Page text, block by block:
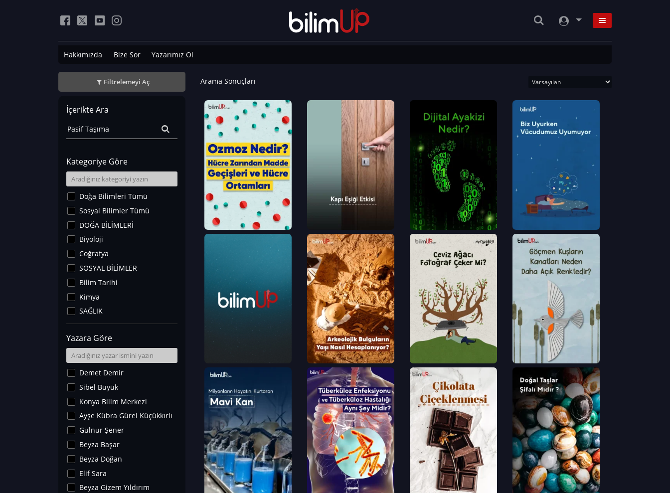
Hakkımızda Bize Sor Yazarımız Ol
Filtrelemeyi Aç
İçerikte Ara
Kategoriye Göre
Doğa Bilimleri Tümü
Sosyal Bilimler Tümü
DOĞA BİLİMLERİ
Biyoloji
Coğrafya
SOSYAL BİLİMLER
Bilim Tarihi
Kimya
SAĞLIK
Sanat Tarihi
Fizik
Yer Bilimleri
Astronomi ve Uzay
Noroloji
Matematik
Teknoloji
İklim Değişikliği
Arkeoloji
Kültür&Sanat
Yaşam Tavsiyeleri
Merakoloji
Yazara Göre
Demet Demir
Sibel Büyük
Konya Bilim Merkezi
Ayşe Kübra Gürel Küçükkırlı
Gülnur Şener
Beyza Başar
Beyza Doğan
Elif Sara
Beyza Gizem Yıldırım
Arama Sonuçları